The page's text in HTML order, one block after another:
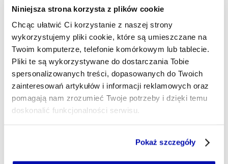
Niniejsza strona korzysta z plików cookie
Chcąc ułatwić Ci korzystanie z naszej strony
wykorzystujemy pliki cookie, które są umieszczane na
Twoim komputerze, telefonie komórkowym lub tablecie.
Pliki te są wykorzystywane do dostarczania Tobie
spersonalizowanych treści, dopasowanych do Twoich
zainteresowań artykułów i informacji reklamowych oraz
pomagają nam zrozumieć Twoje potrzeby i dzięki temu
doskonalić funkcjonalności serwisu.
Jeżeli nie wyrażasz zgody na zapisywanie plików cookie,
Pokaż szczegóły
kilka miliardów. System kaucyjny firmy nie odstrasza,
bardziej martwi się o wymogi dotyczące ponownego
użycia opakowania oraz o to, że musi importować
aluminium, bo w Polsce nikt nie wytwarza go w
odpowiedniej jakości.
MAŁGORZATA GRZEGORCZYK
- AUTOR ARTYKUŁU - PROFIL
11.08.2025, 04:46